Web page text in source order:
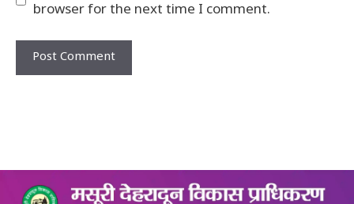
browser for the next time I comment.